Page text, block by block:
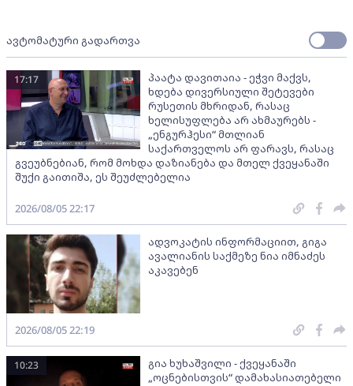
ავტომატური გადართვა
პაატა დავითაია - ეჭვი მაქვს,
ხდება დივერსიული შეტევები
რუსეთის მხრიდან, რასაც
ხელისუფლება არ ახმაურებს -
„ენგურჰესი“ მთლიან
საქართველოს არ ფარავს, რასაც
გვეუბნებიან, რომ მოხდა დაზიანება და მთელ ქვეყანაში
შუქი გაითიშა, ეს შეუძლებელია
17:17
2026/08/05 22:17
ადვოკატის ინფორმაციით, გიგა
ავალიანის საქმეზე ნია იმნაძეს
აკავებენ
2026/08/05 22:19
გია ხუხაშვილი - ქვეყანაში
„ოცნებისთვის“ დამახასიათებელი
10:23